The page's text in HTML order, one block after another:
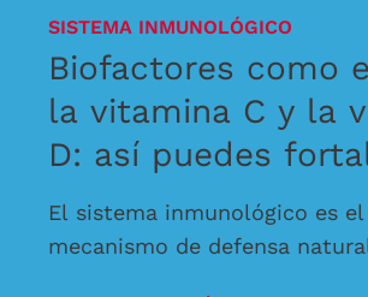
SISTEMA INMUNOLÓGICO
Biofactores como
la vitamina C y la
D: así puedes
tu sistema
El sistema inmunológico es el
mecanismo de defensa